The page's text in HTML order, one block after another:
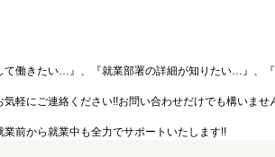
て働きたい…』、『就業部署の詳細が知りたい…』、
軽にご連絡ください!!お問い合わせだけでも構いませ
前から就業中も全力でサポートいたします!!